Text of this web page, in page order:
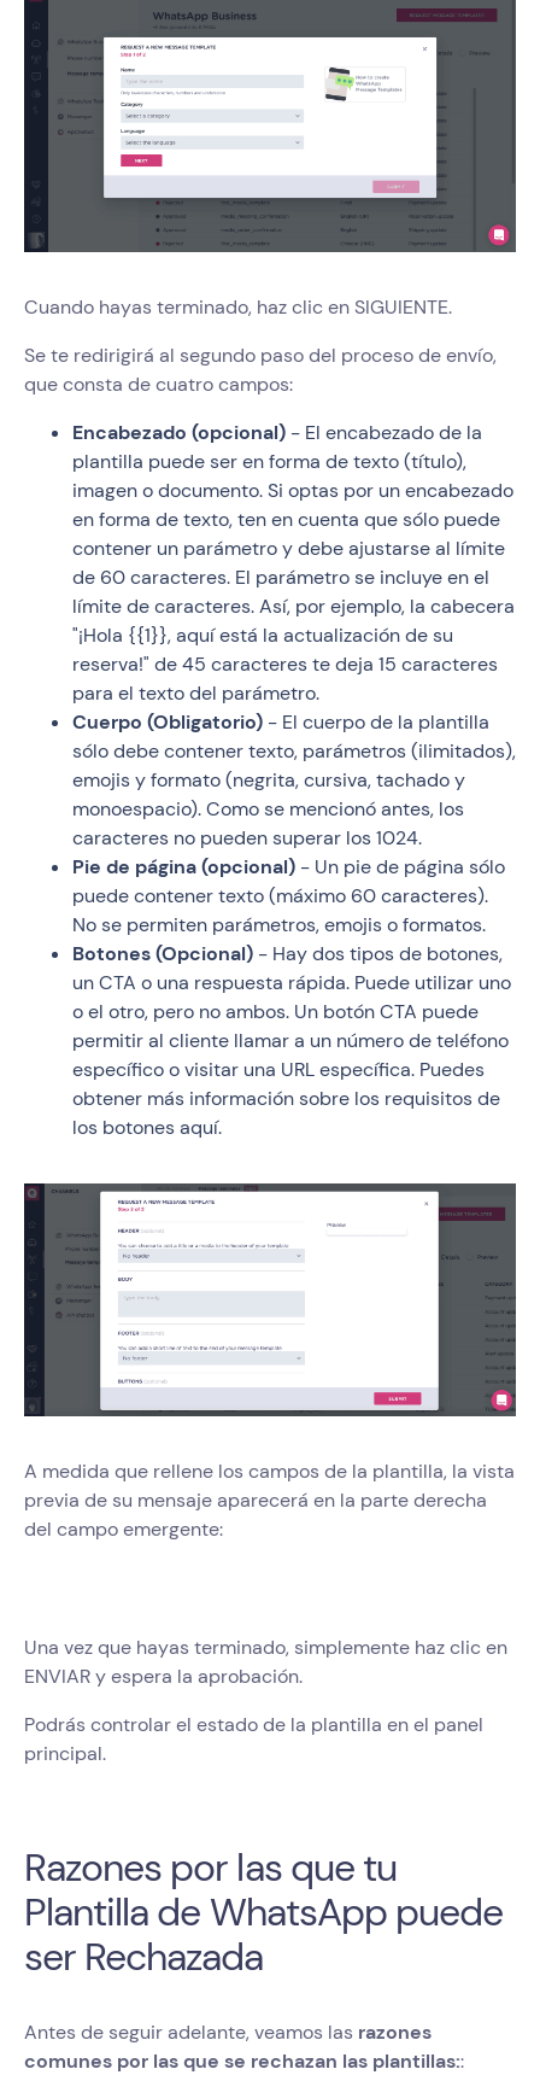
Cuando hayas terminado, haz clic en SIGUIENTE.
Se te redirigirá al segundo paso del proceso de envío,
que consta de cuatro campos:
Encabezado (opcional) - El encabezado de la
plantilla puede ser en forma de texto (título),
imagen o documento. Si optas por un encabezado
en forma de texto, ten en cuenta que sólo puede
contener un parámetro y debe ajustarse al límite
de 60 caracteres. El parámetro se incluye en el
límite de caracteres. Así, por ejemplo, la cabecera
"¡Hola {{1}}, aquí está la actualización de su
reserva!" de 45 caracteres te deja 15 caracteres
para el texto del parámetro.
Cuerpo (Obligatorio) - El cuerpo de la plantilla
sólo debe contener texto, parámetros (ilimitados),
emojis y formato (negrita, cursiva, tachado y
monoespacio). Como se mencionó antes, los
caracteres no pueden superar los 1024.
Pie de página (opcional) - Un pie de página sólo
puede contener texto (máximo 60 caracteres).
No se permiten parámetros, emojis o formatos.
Botones (Opcional) - Hay dos tipos de botones,
un CTA o una respuesta rápida. Puede utilizar uno
o el otro, pero no ambos. Un botón CTA puede
permitir al cliente llamar a un número de teléfono
específico o visitar una URL específica. Puedes
obtener más información sobre los requisitos de
los botones aquí.
A medida que rellene los campos de la plantilla, la vista
previa de su mensaje aparecerá en la parte derecha
del campo emergente:
Una vez que hayas terminado, simplemente haz clic en
ENVIAR y espera la aprobación.
Podrás controlar el estado de la plantilla en el panel
principal.
Razones por las que tu
Plantilla de WhatsApp puede
ser Rechazada
Antes de seguir adelante, veamos las razones
comunes por las que se rechazan las plantillas::